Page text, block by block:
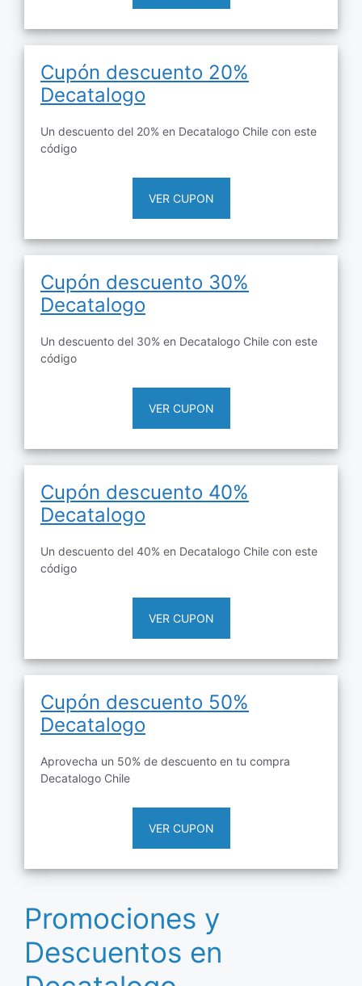
Cupón descuento 20%
Decatalogo
Un descuento del 20% en Decatalogo Chile con este
código
VER CUPON
Cupón descuento 30%
Decatalogo
Un descuento del 30% en Decatalogo Chile con este
código
VER CUPON
Cupón descuento 40%
Decatalogo
Un descuento del 40% en Decatalogo Chile con este
código
VER CUPON
Cupón descuento 50%
Decatalogo
Aprovecha un 50% de descuento en tu compra
Decatalogo Chile
VER CUPON
Promociones y
Descuentos en